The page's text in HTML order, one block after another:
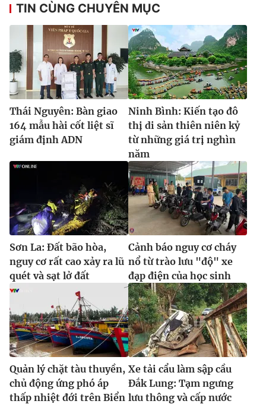
TIN CÙNG CHUYÊN MỤC
Thái Nguyên: Bàn giao
164 mẫu hài cốt liệt sĩ
giám định ADN
Ninh Bình: Kiến tạo đô
thị di sản thiên niên kỷ
từ những giá trị nghìn
năm
Sơn La: Đất bão hòa,
nguy cơ rất cao xảy ra lũ
quét và sạt lở đất
Cảnh báo nguy cơ cháy
nổ từ trào lưu "độ" xe
đạp điện của học sinh
Quản lý chặt tàu thuyền,
chủ động ứng phó áp
thấp nhiệt đới trên Biển
Xe tải cẩu làm sập cầu
Đắk Lung: Tạm ngưng
lưu thông và cấp nước